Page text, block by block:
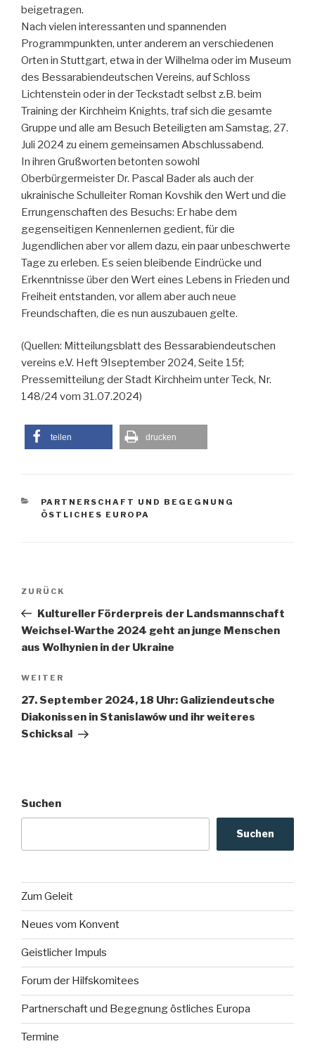
beigetragen.
Nach vielen interessanten und spannenden
Programmpunkten, unter anderem an verschiedenen
Orten in Stuttgart, etwa in der Wilhelma oder im Museum
des Bessarabiendeutschen Vereins, auf Schloss
Lichtenstein oder in der Teckstadt selbst z.B. beim
Training der Kirchheim Knights, traf sich die gesamte
Gruppe und alle am Besuch Beteiligten am Samstag, 27.
Juli 2024 zu einem gemeinsamen Abschlussabend.
In ihren Grußworten betonten sowohl
Oberbürgermeister Dr. Pascal Bader als auch der
ukrainische Schulleiter Roman Kovshik den Wert und die
Errungenschaften des Besuchs: Er habe dem
gegenseitigen Kennenlernen gedient, für die
Jugendlichen aber vor allem dazu, ein paar unbeschwerte
Tage zu erleben. Es seien bleibende Eindrücke und
Erkenntnisse über den Wert eines Lebens in Frieden und
Freiheit entstanden, vor allem aber auch neue
Freundschaften, die es nun auszubauen gelte.
(Quellen: Mitteilungsblatt des Bessarabiendeutschen
vereins e.V. Heft 9Iseptember 2024, Seite 15f;
Pressemitteilung der Stadt Kirchheim unter Teck, Nr.
148/24 vom 31.07.2024)
teilen drucken
KATEGORIEN
PARTNERSCHAFT UND BEGEGNUNG
ÖSTLICHES EUROPA
Beitragsnavigation
Vorheriger
Beitrag
ZURÜCK
Kultureller Förderpreis der Landsmannschaft
Weichsel-Warthe 2024 geht an junge Menschen
aus Wolhynien in der Ukraine
Nächster
Beitrag
WEITER
27. September 2024, 18 Uhr: Galiziendeutsche
Diakonissen in Stanislawów und ihr weiteres
Schicksal
Suchen
Suchen
Zum Geleit
Neues vom Konvent
Geistlicher Impuls
Forum der Hilfskomitees
Partnerschaft und Begegnung östliches Europa
Termine